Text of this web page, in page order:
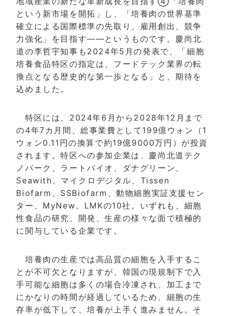
という新市場を開拓」し、「培養肉の世界基準
確立による国際標準の先取り、雇用創出、競争
力強化」を目指す――というものです。慶尚北
道の李哲宇知事も2024年5月の発表で、「細胞
培養食品特区の指定は、フードテック業界の転
換点となる歴史的な第一歩となる」と、期待を
込めました。
特区には、2024年6月から2028年12月まで
の4年7カ月間、総事業費として199億ウォン（1
ウォン0.11円の換算で約19億9000万円）が投資
されます。特区への参加企業は、慶尚北道テク
ノパーク、ラートバイオ、ダナグリーン、
Seawith、マイクロデジタル、Tissen
Biofarm、SSBiofarm、動物細胞実証支援セン
ター、MyNew、LMKの10社。いずれも、細胞
性食品の研究、開発、生産の様々な面で積極的
に関与している企業です。
培養肉の生産では高品質の細胞を入手するこ
とが不可欠となりますが、韓国の現規制下で入
手可能な細胞は多くの場合冷凍され、加工まで
にかなりの時間が経過しているため、細胞の生
存率が低下して、培養が上手く進みません。そ